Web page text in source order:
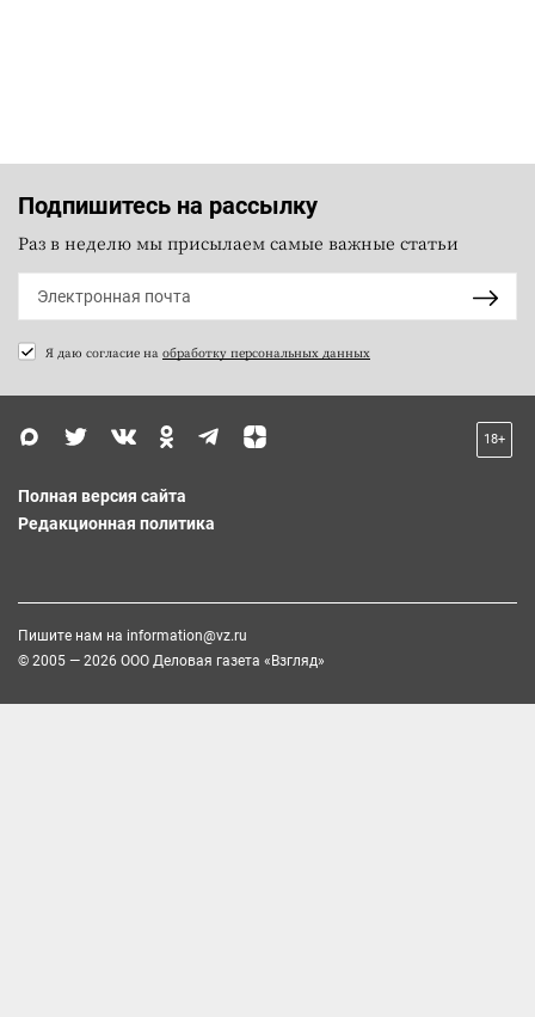
Подпишитесь на рассылку
Раз в неделю мы присылаем самые важные статьи
Я даю согласие на обработку персональных данных
18+
Полная версия сайта
Редакционная политика
Пишите нам на information@vz.ru
© 2005 — 2026 ООО Деловая газета «Взгляд»